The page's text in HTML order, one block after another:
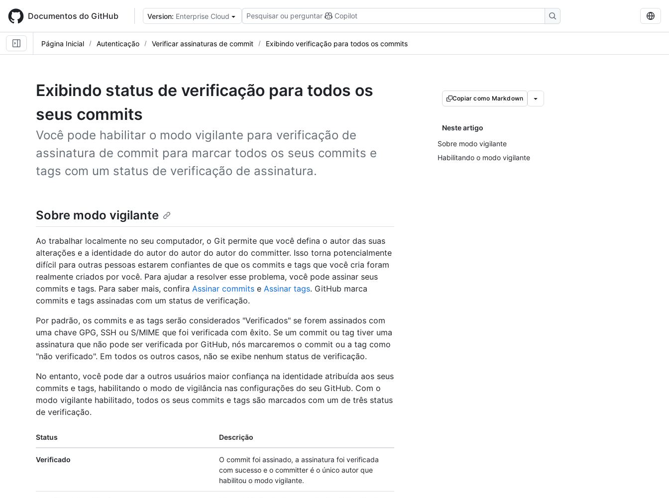
main
content
Documentos do GitHub Version: Enterprise Cloud Pesquisar ou perguntar Copilot
Página Inicial Autenticação Verificar assinaturas de commit Exibindo verificação para todos os commits
Exibindo status de verificação para todos os
seus commits
Você pode habilitar o modo vigilante para verificação de
assinatura de commit para marcar todos os seus commits e
tags com um status de verificação de assinatura.
Copiar como Markdown
Neste artigo
Sobre modo vigilante
Habilitando o modo vigilante
Sobre modo vigilante
Ao trabalhar localmente no seu computador, o Git permite que você defina o autor das suas
alterações e a identidade do autor do autor do autor do committer. Isso torna potencialmente
difícil para outras pessoas estarem confiantes de que os commits e tags que você cria foram
realmente criados por você. Para ajudar a resolver esse problema, você pode assinar seus
commits e tags. Para saber mais, confira Assinar commits e Assinar tags. GitHub marca
commits e tags assinadas com um status de verificação.
Por padrão, os commits e as tags serão considerados "Verificados" se forem assinados com
uma chave GPG, SSH ou S/MIME que foi verificada com êxito. Se um commit ou tag tiver uma
assinatura que não pode ser verificada por GitHub, nós marcaremos o commit ou a tag como
"não verificado". Em todos os outros casos, não se exibe nenhum status de verificação.
No entanto, você pode dar a outros usuários maior confiança na identidade atribuída aos seus
commits e tags, habilitando o modo de vigilância nas configurações do seu GitHub. Com o
modo vigilante habilitado, todos os seus commits e tags são marcados com um de três status
de verificação.
Status Descrição
Verificado
O commit foi assinado, a assinatura foi verificada
com sucesso e o committer é o único autor que
habilitou o modo vigilante.